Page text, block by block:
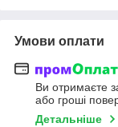
Умови оплати
Ви отримаєте
або гроші
Детальніше